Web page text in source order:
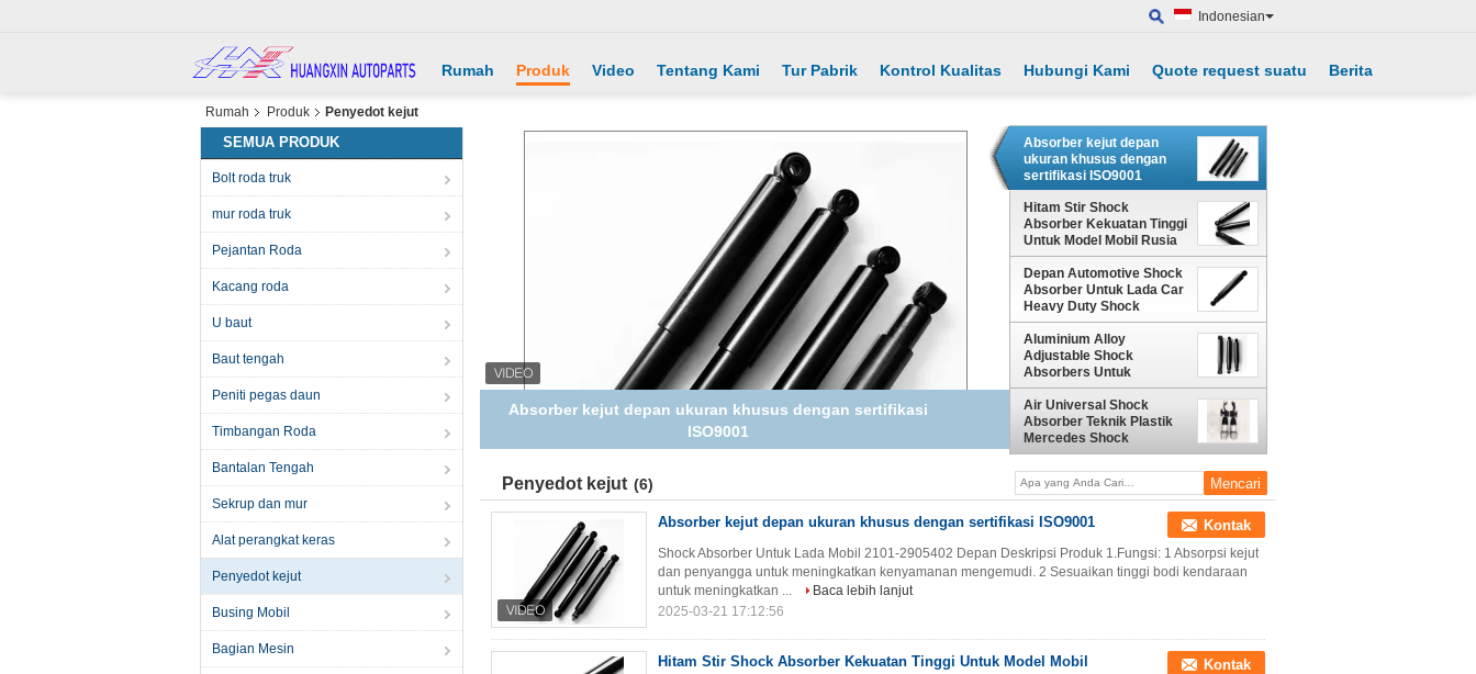
Indonesian
Rumah Produk Video Tentang Kami Tur Pabrik Kontrol Kualitas Hubungi Kami Quote request suatu Berita
Rumah Produk Penyedot kejut
SEMUA PRODUK
Bolt roda truk
mur roda truk
Pejantan Roda
Kacang roda
U baut
Baut tengah
Peniti pegas daun
Timbangan Roda
Bantalan Tengah
Sekrup dan mur
Alat perangkat keras
Penyedot kejut
Busing Mobil
Bagian Mesin
Hitam Stir Shock Absorber Kekuatan Tinggi Untuk Model Mobil
Rusia
Absorber kejut depan
ukuran khusus dengan
sertifikasi ISO9001
Hitam Stir Shock
Absorber Kekuatan Tinggi
Untuk Model Mobil Rusia
Depan Automotive Shock
Absorber Untuk Lada Car
Heavy Duty Shock
Absorber
Aluminium Alloy
Adjustable Shock
Absorbers Untuk
Mengganti ISO9001
Air Universal Shock
Absorber Teknik Plastik
Mercedes Shock
Absorber Untuk
Diperbaiki
Penyedot kejut (6)
Absorber kejut depan ukuran khusus dengan sertifikasi ISO9001 Kontak
Shock Absorber Untuk Lada Mobil 2101-2905402 Depan Deskripsi Produk 1.Fungsi: 1 Absorpsi kejut
dan penyangga untuk meningkatkan kenyamanan mengemudi. 2 Sesuaikan tinggi bodi kendaraan
untuk meningkatkan ...
Baca lebih lanjut
2025-03-21 17:12:56
Hitam Stir Shock Absorber Kekuatan Tinggi Untuk Model Mobil
Kontak